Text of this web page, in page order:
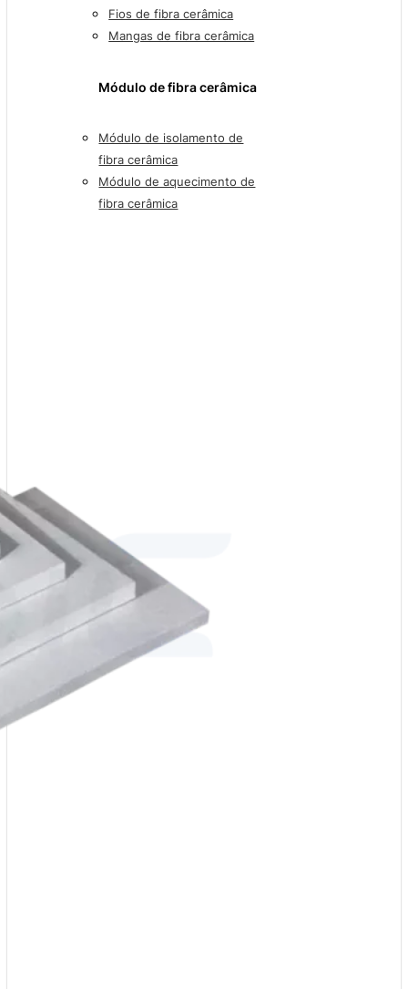
Fios de fibra cerâmica
Mangas de fibra cerâmica
Módulo de fibra cerâmica
Módulo de isolamento de
fibra cerâmica
Módulo de aquecimento de
fibra cerâmica